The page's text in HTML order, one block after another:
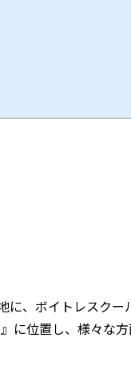
に、ボイトレスクー
に位置し、様々な